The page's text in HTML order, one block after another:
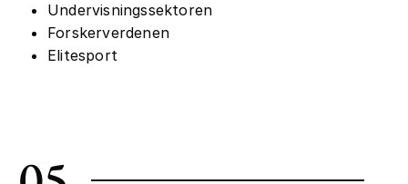
Undervisningssektoren
Forskerverdenen
Elitesport